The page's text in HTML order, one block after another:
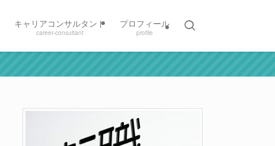
キャリアコンサルタント
career-consultant
プロフィール
profile